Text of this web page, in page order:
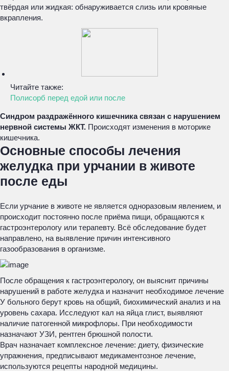
твёрдая или жидкая: обнаруживается слизь или кровяные
вкрапления.
Читайте также:
Полисорб перед едой или после
Синдром раздражённого кишечника связан с нарушением
нервной системы ЖКТ. Происходят изменения в моторике
кишечника.
Основные способы лечения
желудка при урчании в животе
после еды
Если урчание в животе не является одноразовым явлением, и
происходит постоянно после приёма пищи, обращаются к
гастроэнтерологу или терапевту. Всё обследование будет
направлено, на выявление причин интенсивного
газообразования в организме.
После обращения к гастроэнтерологу, он выяснит причины
нарушений в работе желудка и назначит необходимое лечение
У больного берут кровь на общий, биохимический анализ и на
уровень сахара. Исследуют кал на яйца глист, выявляют
наличие патогенной микрофлоры. При необходимости
назначают УЗИ, рентген брюшной полости.
Врач назначает комплексное лечение: диету, физические
упражнения, предписывают медикаментозное лечение,
используются рецепты народной медицины.